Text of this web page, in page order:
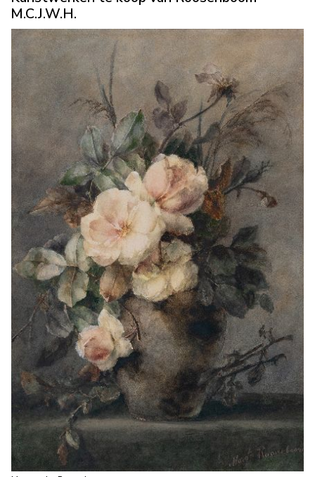
M.C.J.W.H.